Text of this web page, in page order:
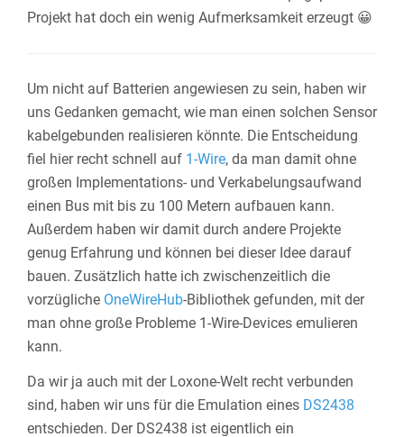
Projekt hat doch ein wenig Aufmerksamkeit erzeugt 😀
Um nicht auf Batterien angewiesen zu sein, haben wir
uns Gedanken gemacht, wie man einen solchen Sensor
kabelgebunden realisieren könnte. Die Entscheidung
fiel hier recht schnell auf 1-Wire, da man damit ohne
großen Implementations- und Verkabelungsaufwand
einen Bus mit bis zu 100 Metern aufbauen kann.
Außerdem haben wir damit durch andere Projekte
genug Erfahrung und können bei dieser Idee darauf
bauen. Zusätzlich hatte ich zwischenzeitlich die
vorzügliche OneWireHub-Bibliothek gefunden, mit der
man ohne große Probleme 1-Wire-Devices emulieren
kann.
Da wir ja auch mit der Loxone-Welt recht verbunden
sind, haben wir uns für die Emulation eines DS2438
entschieden. Der DS2438 ist eigentlich ein